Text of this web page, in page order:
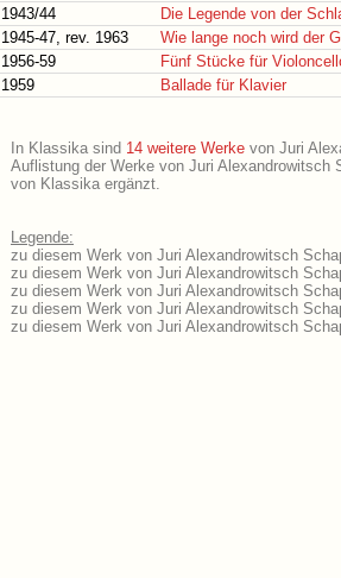
1943/44
Die Legende von der
1945-47, rev. 1963
Wie lange noch wird der
1956-59
Fünf Stücke für
1959
Ballade für Klavier
In Klassika sind 14 weitere Werke von Juri
Auflistung der Werke von Juri Alexandrowitsch
von Klassika ergänzt.
Legende:
zu diesem Werk von Juri Alexandrowitsch
zu diesem Werk von Juri Alexandrowitsch
zu diesem Werk von Juri Alexandrowitsch
zu diesem Werk von Juri Alexandrowitsch
zu diesem Werk von Juri Alexandrowitsch